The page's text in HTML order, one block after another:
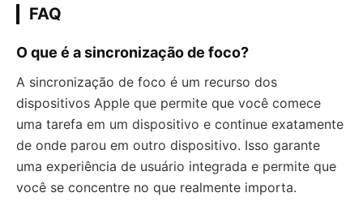
FAQ
O que é a sincronização de foco?
A sincronização de foco é um recurso dos
dispositivos Apple que permite que você comece
uma tarefa em um dispositivo e continue exatamente
de onde parou em outro dispositivo. Isso garante
uma experiência de usuário integrada e permite que
você se concentre no que realmente importa.